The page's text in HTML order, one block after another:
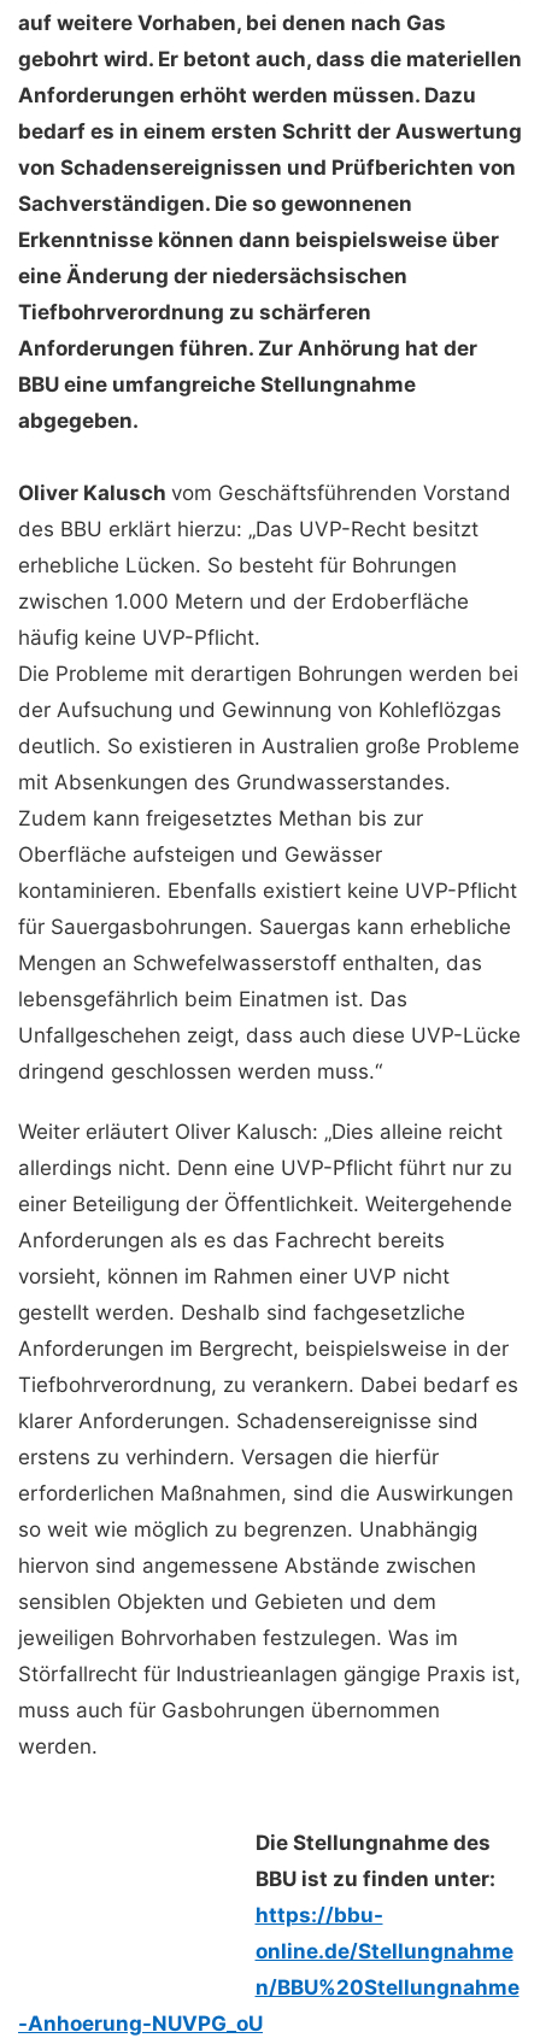
auf weitere Vorhaben, bei denen nach Gas
gebohrt wird. Er betont auch, dass die materiellen
Anforderungen erhöht werden müssen. Dazu
bedarf es in einem ersten Schritt der Auswertung
von Schadensereignissen und Prüfberichten von
Sachverständigen. Die so gewonnenen
Erkenntnisse können dann beispielsweise über
eine Änderung der niedersächsischen
Tiefbohrverordnung zu schärferen
Anforderungen führen. Zur Anhörung hat der
BBU eine umfangreiche Stellungnahme
abgegeben.
Oliver Kalusch vom Geschäftsführenden Vorstand
des BBU erklärt hierzu: „Das UVP-Recht besitzt
erhebliche Lücken. So besteht für Bohrungen
zwischen 1.000 Metern und der Erdoberfläche
häufig keine UVP-Pflicht.
Die Probleme mit derartigen Bohrungen werden bei
der Aufsuchung und Gewinnung von Kohleflözgas
deutlich. So existieren in Australien große Probleme
mit Absenkungen des Grundwasserstandes.
Zudem kann freigesetztes Methan bis zur
Oberfläche aufsteigen und Gewässer
kontaminieren. Ebenfalls existiert keine UVP-Pflicht
für Sauergasbohrungen. Sauergas kann erhebliche
Mengen an Schwefelwasserstoff enthalten, das
lebensgefährlich beim Einatmen ist. Das
Unfallgeschehen zeigt, dass auch diese UVP-Lücke
dringend geschlossen werden muss.“
Weiter erläutert Oliver Kalusch: „Dies alleine reicht
allerdings nicht. Denn eine UVP-Pflicht führt nur zu
einer Beteiligung der Öffentlichkeit. Weitergehende
Anforderungen als es das Fachrecht bereits
vorsieht, können im Rahmen einer UVP nicht
gestellt werden. Deshalb sind fachgesetzliche
Anforderungen im Bergrecht, beispielsweise in der
Tiefbohrverordnung, zu verankern. Dabei bedarf es
klarer Anforderungen. Schadensereignisse sind
erstens zu verhindern. Versagen die hierfür
erforderlichen Maßnahmen, sind die Auswirkungen
so weit wie möglich zu begrenzen. Unabhängig
hiervon sind angemessene Abstände zwischen
sensiblen Objekten und Gebieten und dem
jeweiligen Bohrvorhaben festzulegen. Was im
Störfallrecht für Industrieanlagen gängige Praxis ist,
muss auch für Gasbohrungen übernommen
werden.
Die Stellungnahme des
BBU ist zu finden unter:
https://bbu-
online.de/Stellungnahme
n/BBU%20Stellungnahme
-Anhoerung-NUVPG_oU